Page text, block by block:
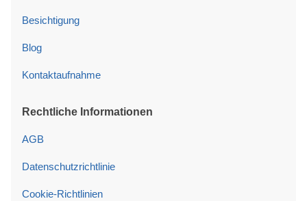
Besichtigung
Blog
Kontaktaufnahme
Rechtliche Informationen
AGB
Datenschutzrichtlinie
Cookie-Richtlinien